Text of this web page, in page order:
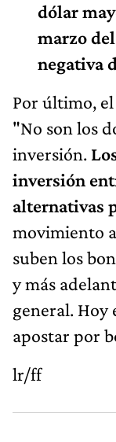
dólar
marzo
negativa
Por último,
"No son los
inversión.
inversión
alternativas
movimiento
suben los
y más
general. Hoy
apostar por
lr/ff